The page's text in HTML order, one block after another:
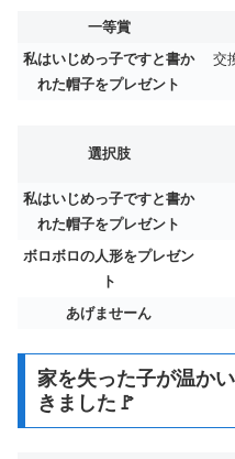
一等賞
私はいじめっ子ですと書か
れた帽子をプレゼント
交
選択肢
私はいじめっ子ですと書か
れた帽子をプレゼント
ボロボロの人形をプレゼン
ト
あげませーん
家を失った子が温か
きました🚩